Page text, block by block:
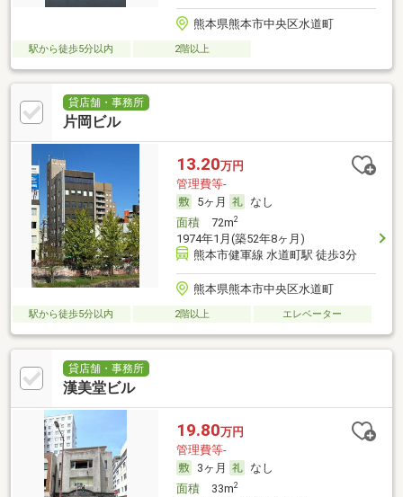
熊本県熊本市中央区水道町
駅から徒歩5分以内 2階以上
貸店舗・事務所
片岡ビル
13.20万円
管理費等-
5ヶ月
なし
面積72m2
1974年1月(築52年8ヶ月)
熊本市健軍線 水道町駅 徒歩3分
熊本県熊本市中央区水道町
駅から徒歩5分以内 2階以上 エレベーター
貸店舗・事務所
漢美堂ビル
19.80万円
管理費等-
3ヶ月
なし
面積33m2